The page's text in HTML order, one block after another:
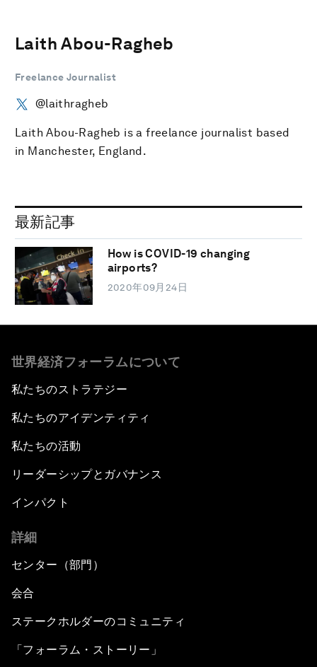
Laith Abou-Ragheb
Freelance Journalist
@laithragheb
Laith Abou-Ragheb is a freelance journalist based
in Manchester, England.
最新記事
How is COVID-19 changing
airports?
2020年09月24日
世界経済フォーラムについて
私たちのストラテジー
私たちのアイデンティティ
私たちの活動
リーダーシップとガバナンス
インパクト
詳細
センター（部門）
会合
ステークホルダーのコミュニティ
「フォーラム・ストーリー」